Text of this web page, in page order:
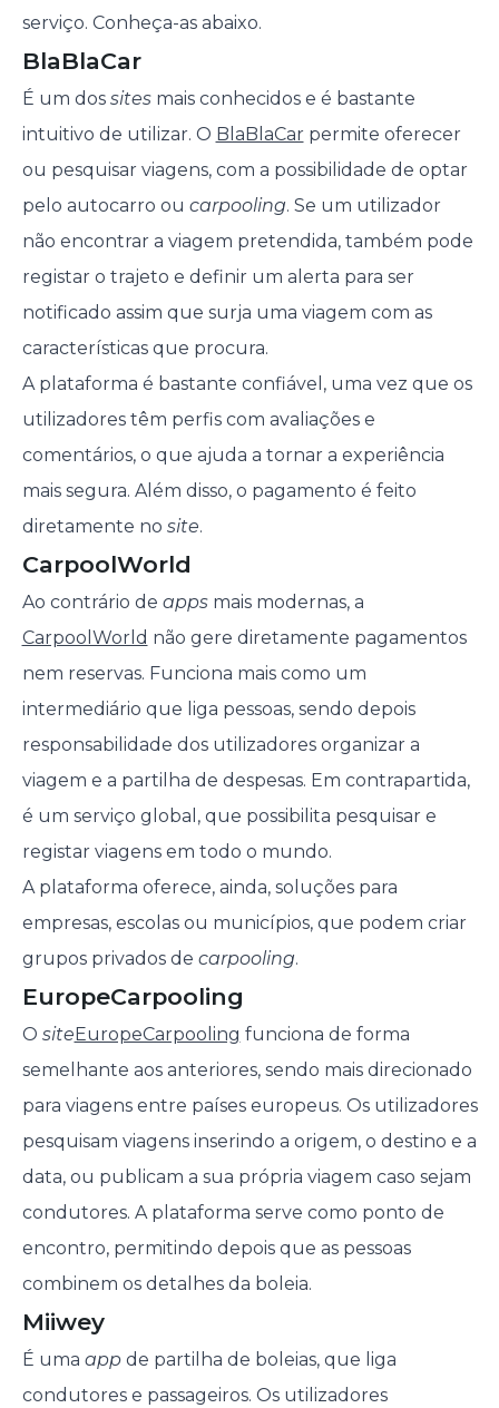
serviço. Conheça-as abaixo.
BlaBlaCar
É um dos sitesmais conhecidos e é bastante
intuitivo de utilizar. O BlaBlaCarpermite oferecer
ou pesquisar viagens, com a possibilidade de optar
pelo autocarro ou carpooling. Se um utilizador
não encontrar a viagem pretendida, também pode
registar o trajeto e definir um alerta para ser
notificado assim que surja uma viagem com as
características que procura.
A plataforma é bastante confiável, uma vez que os
utilizadores têm perfis com avaliações e
comentários, o que ajuda a tornar a experiência
mais segura. Além disso, o pagamento é feito
diretamente no site.
CarpoolWorld
Ao contrário de appsmais modernas, a
CarpoolWorld não gere diretamente pagamentos
nem reservas. Funciona mais como um
intermediário que liga pessoas, sendo depois
responsabilidade dos utilizadores organizar a
viagem e a partilha de despesas. Em contrapartida,
é um serviço global, que possibilita pesquisar e
registar viagens em todo o mundo.
A plataforma oferece, ainda, soluções para
empresas, escolas ou municípios, que podem criar
grupos privados de carpooling.
EuropeCarpooling
O site EuropeCarpooling funciona de forma
semelhante aos anteriores, sendo mais direcionado
para viagens entre países europeus. Os utilizadores
pesquisam viagens inserindo a origem, o destino e a
data, ou publicam a sua própria viagem caso sejam
condutores. A plataforma serve como ponto de
encontro, permitindo depois que as pessoas
combinem os detalhes da boleia.
Miiwey
É uma appde partilha de boleias, que liga
condutores e passageiros. Os utilizadores